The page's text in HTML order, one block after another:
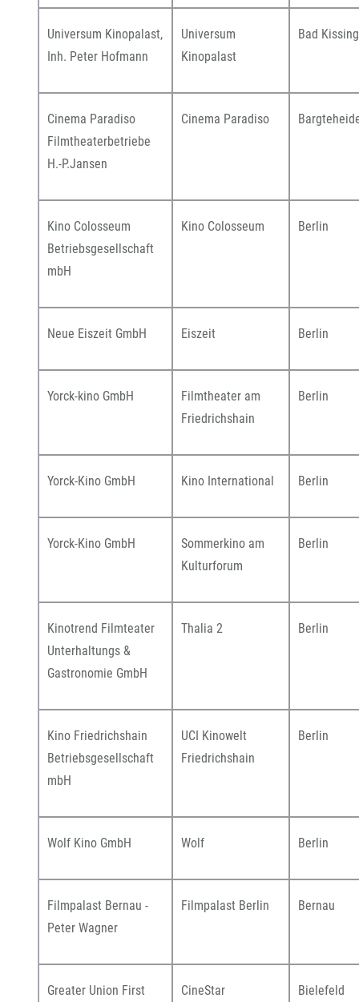
Universum Kinopalast,
Inh. Peter Hofmann
Universum
Kinopalast
Bad
Cinema Paradiso
Filmtheaterbetriebe
H.-P.Jansen
Cinema Paradiso
Kino Colosseum
Betriebsgesellschaft
mbH
Kino Colosseum Berlin
Neue Eiszeit GmbH Eiszeit Berlin
Yorck-kino GmbH
Filmtheater am
Friedrichshain
Berlin
Yorck-Kino GmbH Kino International Berlin
Yorck-Kino GmbH
Sommerkino am
Kulturforum
Berlin
Kinotrend Filmteater
Unterhaltungs &
Gastronomie GmbH
Thalia 2 Berlin
Kino Friedrichshain
Betriebsgesellschaft
mbH
UCI Kinowelt
Friedrichshain
Berlin
Wolf Kino GmbH Wolf Berlin
Filmpalast Bernau -
Peter Wagner
Filmpalast Berlin Bernau
Greater Union First
CineStar Bielefeld